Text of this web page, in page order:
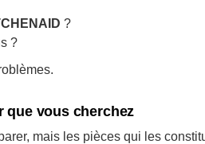
?
?
que vous cherchez
mais les pièces qui les